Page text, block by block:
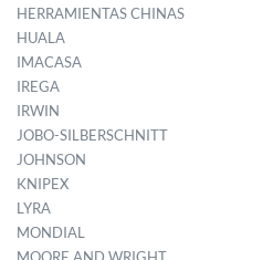
HERRAMIENTAS CHINAS
HUALA
IMACASA
IREGA
IRWIN
JOBO-SILBERSCHNITT
JOHNSON
KNIPEX
LYRA
MONDIAL
MOORE AND WRIGHT